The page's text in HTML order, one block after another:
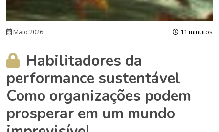
Maio 2026 11 minutos
Habilitadores da
performance sustentável
Como organizações podem
prosperar em um mundo